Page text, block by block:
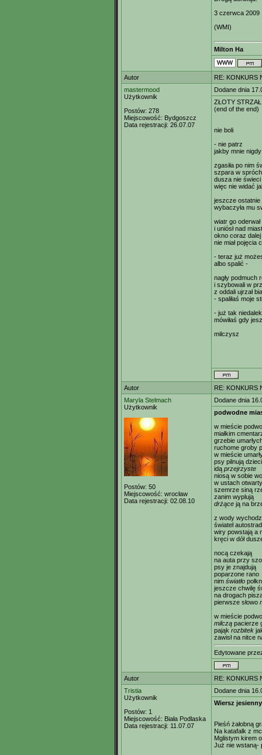
3 czerwca 2009
(WMI)
Milton Ha
Autor
RE: KONKURS
mastermood
Użytkownik
Postów: 278
Miejscowość: Bydgoszcz
Data rejestracji: 26.07.07
Dodane dnia
ZŁOTY STRZAŁ
(end of the end)
nie boli
- nie patrz
jakby mnie nigdy
zgasiła po nim
szpara w
dusza nie świeci
więc nie widać
jeszcze ostatnie
wybaczyła mu
wiatr go
i uniósł nad
okno coraz dalej
nie miał pojęcia
- teraz już
albo spalić -
nagły podmuch
i szybowali w
z oddali ujrzał
- spaliłaś moje
- już tak
mówiłaś gdy
milczysz
Autor
RE: KONKURS
Maryla Stelmach
Użytkownik
Postów: 50
Miejscowość: wrocław
Data rejestracji: 02.08.10
Dodane dnia
podwodne
w mieście
miałkim
grzebie
ruchome groby
w mieście
psy pilnują dzieci
idą przejrzyste
niosą w sobie
w ustach
szemrze siną
zanim wyplują
drżące ją na
z wody
świateł
wiry powstają a
kręci w dół
nocą czekają
na auta przy
psy je znajdują
poparzone rano
nim światło
jeszcze chwilę
na drogach
pierwsze słowo
w mieście
milczą pacierze
pająk rozbitek
zawisł na nitce
Edytowane
Autor
RE: KONKURS
Tristia
Użytkownik
Postów: 1
Miejscowość: Biała Podlaska
Data rejestracji: 11.07.07
Dodane dnia
Wiersz jesienny
Pieśń żałobną
Na katafalk z
Mglistym kirem
Już nie wstaną-